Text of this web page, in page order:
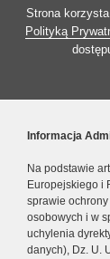
Strona
Polityką
Informacja
Na podstawie
Europejskiego i
sprawie
osobowych i w
uchylenia
danych), Dz. U.